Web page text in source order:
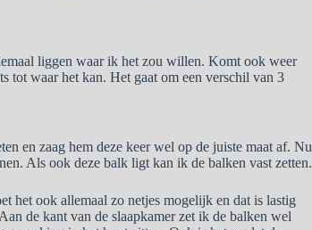
liggen waar ik het zou willen. Komt ook weer
tot waar het kan. Het gaat om een verschil van 3
en zaag hem deze keer wel op de juiste maat af. Nu
Als ook deze balk ligt kan ik de balken vast zetten.
het ook allemaal zo netjes mogelijk en dat is lastig
de kant van de slaapkamer zet ik de balken wel